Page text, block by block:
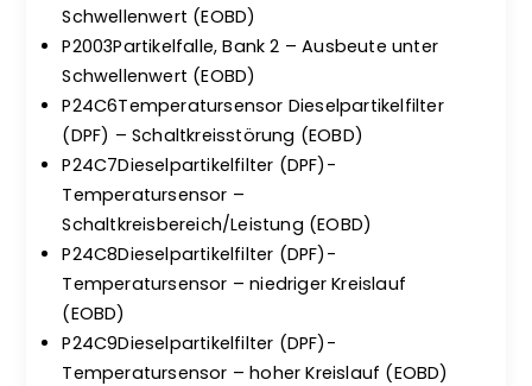
Schwellenwert (EOBD)
P2003Partikelfalle, Bank 2 – Ausbeute unter
Schwellenwert (EOBD)
P24C6Temperatursensor Dieselpartikelfilter
(DPF) – Schaltkreisstörung (EOBD)
P24C7Dieselpartikelfilter (DPF)-
Temperatursensor –
Schaltkreisbereich/Leistung (EOBD)
P24C8Dieselpartikelfilter (DPF)-
Temperatursensor – niedriger Kreislauf
(EOBD)
P24C9Dieselpartikelfilter (DPF)-
Temperatursensor – hoher Kreislauf (EOBD)